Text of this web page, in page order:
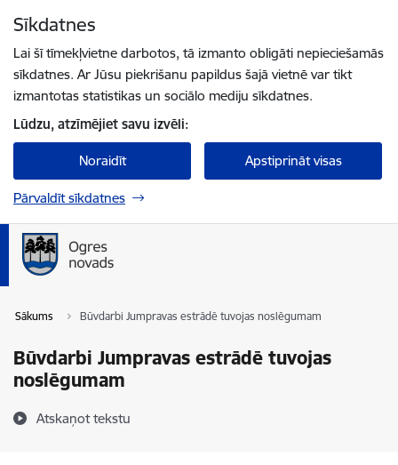
Sīkdatnes
Lai šī tīmekļvietne darbotos, tā izmanto obligāti nepieciešamās
sīkdatnes. Ar Jūsu piekrišanu papildus šajā vietnē var tikt
izmantotas statistikas un sociālo mediju sīkdatnes.
Lūdzu, atzīmējiet savu izvēli:
Noraidīt Apstiprināt visas
Pārvaldīt sīkdatnes
Sākums Būvdarbi Jumpravas estrādē tuvojas noslēgumam
Būvdarbi Jumpravas estrādē tuvojas
noslēgumam
Atskaņot tekstu